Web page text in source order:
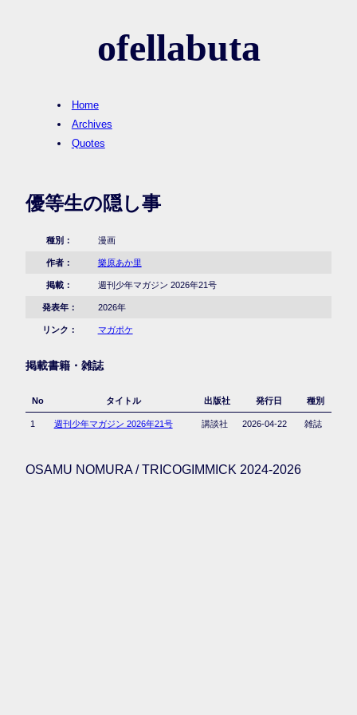
ofellabuta
Home
Archives
Quotes
優等生の隠し事
種別： 漫画
作者： 樂原あか里
掲載： 週刊少年マガジン 2026年21号
発表年： 2026年
リンク： マガポケ
掲載書籍・雑誌
No タイトル 出版社 発行日 種別
1 週刊少年マガジン 2026年21号 講談社 2026-04-22 雑誌
OSAMU NOMURA / TRICOGIMMICK 2024-2026